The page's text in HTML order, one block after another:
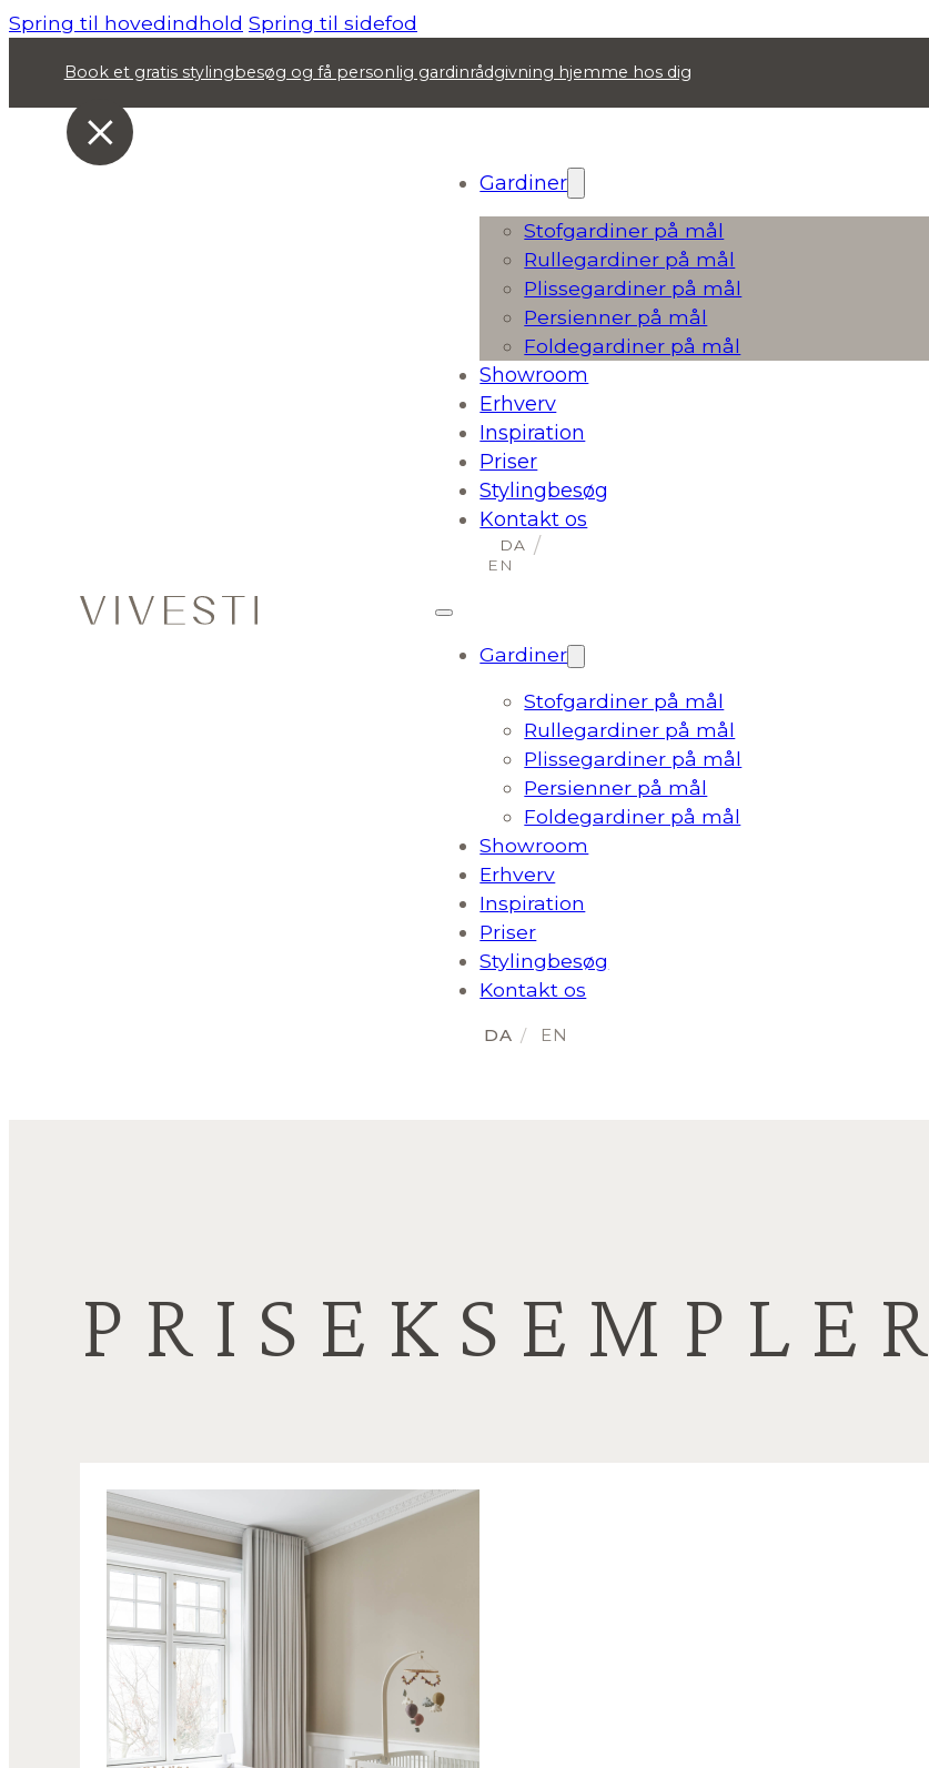
Spring til hovedindhold Spring til sidefod
Book et gratis stylingbesøg og få personlig gardinrådgivning hjemme hos dig
Gardiner
Stofgardiner på mål
Rullegardiner på mål
Plissegardiner på mål
Persienner på mål
Foldegardiner på mål
Showroom
Erhverv
Inspiration
Priser
Stylingbesøg
Kontakt os
Gardiner
Stofgardiner på mål
Rullegardiner på mål
Plissegardiner på mål
Persienner på mål
Foldegardiner på mål
Showroom
Erhverv
Inspiration
Priser
Stylingbesøg
Kontakt os
PRISEKSEMPLER